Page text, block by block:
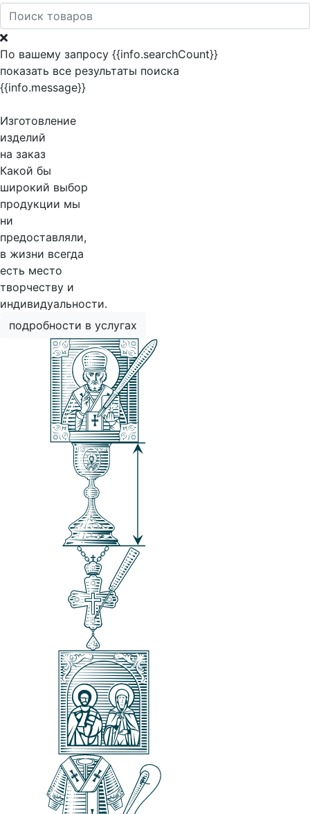
По вашему запросу {{info.searchCount}}
показать все результаты поиска
{{info.message}}
Изготовление
изделий
на заказ
Какой бы
широкий выбор
продукции мы
ни
предоставляли,
в жизни всегда
есть место
творчеству и
индивидуальности.
подробности в услугах